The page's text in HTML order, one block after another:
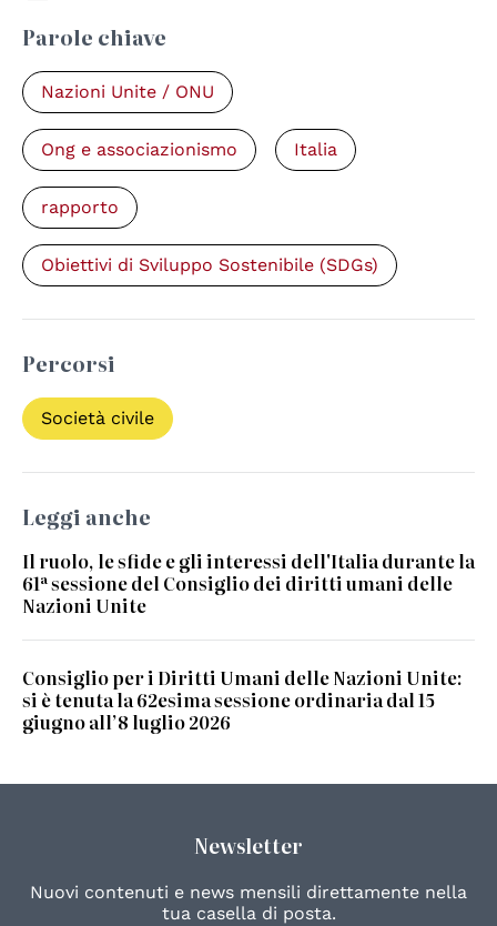
Parole chiave
Nazioni Unite / ONU
Ong e associazionismo Italia
rapporto
Obiettivi di Sviluppo Sostenibile (SDGs)
Percorsi
Società civile
Leggi anche
Il ruolo, le sfide e gli interessi dell'Italia durante la
61ª sessione del Consiglio dei diritti umani delle
Nazioni Unite
Consiglio per i Diritti Umani delle Nazioni Unite:
si è tenuta la 62esima sessione ordinaria dal 15
giugno all’8 luglio 2026
Newsletter
Nuovi contenuti e news mensili direttamente nella
tua casella di posta.